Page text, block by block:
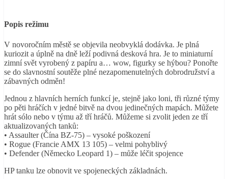
Popis režimu
V novoročním městě se objevila neobvyklá dodávka. Je plná
kuriozit a úplně na dně leží podivná desková hra. Je to miniaturní
zimní svět vyrobený z papíru a… wow, figurky se hýbou? Ponořte
se do slavnostní soutěže plné nezapomenutelných dobrodružství a
zábavných odměn!
Jednou z hlavních herních funkcí je, stejně jako loni, tři různé týmy
po pěti hráčích v jedné bitvě na dvou jedinečných mapách. Můžete
hrát sólo nebo v týmu až tří hráčů. Můžeme si zvolit jeden ze tří
aktualizovaných tanků:
• Assaulter (Čína BZ-75) – vysoké poškození
• Rogue (Francie AMX 13 105) – velmi pohyblivý
• Defender (Německo Leopard 1) – může léčit spojence
HP tanku lze obnovit ve spojeneckých základnách.